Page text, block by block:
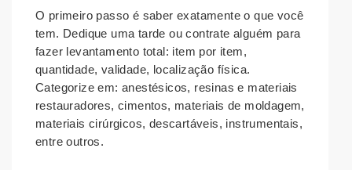
O primeiro passo é saber exatamente o que você
tem. Dedique uma tarde ou contrate alguém para
fazer levantamento total: item por item,
quantidade, validade, localização física.
Categorize em: anestésicos, resinas e materiais
restauradores, cimentos, materiais de moldagem,
materiais cirúrgicos, descartáveis, instrumentais,
entre outros.